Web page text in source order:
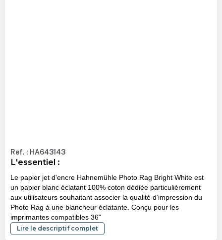
Ref. : HA643143
L'essentiel :
Le papier jet d'encre Hahnemühle Photo Rag Bright White est
un papier blanc éclatant 100% coton dédiée particulièrement
aux utilisateurs souhaitant associer la qualité d’impression du
Photo Rag à une blancheur éclatante. Conçu pour les
imprimantes compatibles 36"
Lire le descriptif complet